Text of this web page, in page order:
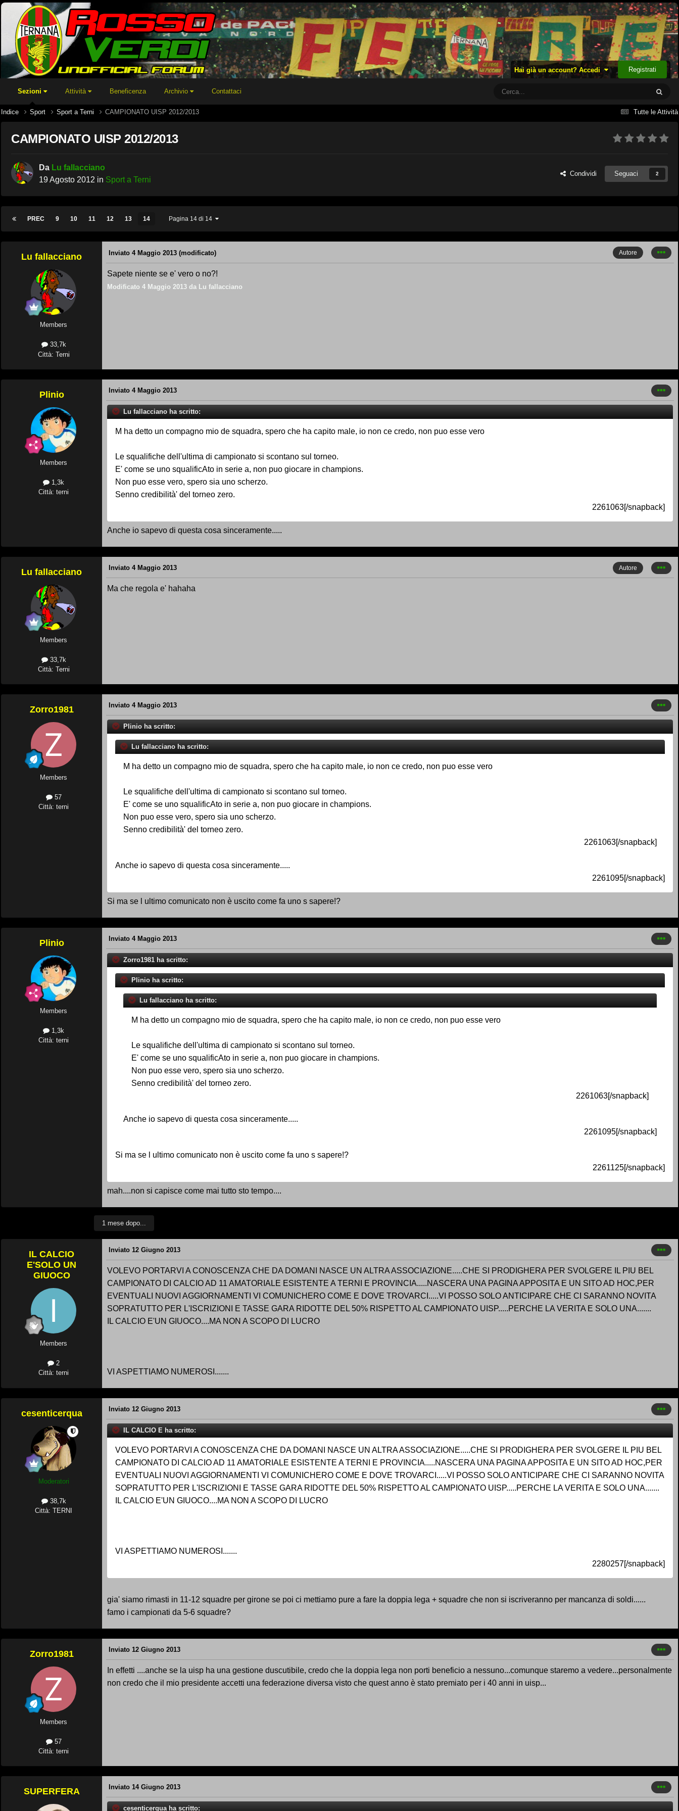
Hai già un account? Accedi Registrati
Sezioni Attività Beneficenza Archivio Contattaci
Tutte le Attività
Indice Sport Sport a Terni CAMPIONATO UISP 2012/2013
CAMPIONATO UISP 2012/2013
Da Lu fallacciano
19 Agosto 2012 in Sport a Terni
Condividi Seguaci 2
PREC 9 10 11 12 13 14 Pagina 14 di 14
Lu fallacciano
Members
33,7k
Città: Terni
Autore
Inviato 4 Maggio 2013 (modificato)
Sapete niente se e' vero o no?!
Modificato 4 Maggio 2013 da Lu fallacciano
Plinio
Members
1,3k
Città: terni
Inviato 4 Maggio 2013
Lu fallacciano ha scritto:
M ha detto un compagno mio de squadra, spero che ha capito male, io non ce credo, non puo esse vero
Le squalifiche dell'ultima di campionato si scontano sul torneo.
E' come se uno squalificAto in serie a, non puo giocare in champions.
Non puo esse vero, spero sia uno scherzo.
Senno credibilità' del torneo zero.
2261063[/snapback]
Anche io sapevo di questa cosa sinceramente.....
Lu fallacciano
Members
33,7k
Città: Terni
Autore
Inviato 4 Maggio 2013
Ma che regola e' hahaha
Zorro1981
Members
57
Città: terni
Inviato 4 Maggio 2013
Plinio ha scritto:
Lu fallacciano ha scritto:
M ha detto un compagno mio de squadra, spero che ha capito male, io non ce credo, non puo esse vero
Le squalifiche dell'ultima di campionato si scontano sul torneo.
E' come se uno squalificAto in serie a, non puo giocare in champions.
Non puo esse vero, spero sia uno scherzo.
Senno credibilità' del torneo zero.
2261063[/snapback]
Anche io sapevo di questa cosa sinceramente.....
2261095[/snapback]
Si ma se l ultimo comunicato non è uscito come fa uno s sapere!?
Plinio
Members
1,3k
Città: terni
Inviato 4 Maggio 2013
Zorro1981 ha scritto:
Plinio ha scritto:
Lu fallacciano ha scritto:
M ha detto un compagno mio de squadra, spero che ha capito male, io non ce credo, non puo esse vero
Le squalifiche dell'ultima di campionato si scontano sul torneo.
E' come se uno squalificAto in serie a, non puo giocare in champions.
Non puo esse vero, spero sia uno scherzo.
Senno credibilità' del torneo zero.
2261063[/snapback]
Anche io sapevo di questa cosa sinceramente.....
2261095[/snapback]
Si ma se l ultimo comunicato non è uscito come fa uno s sapere!?
2261125[/snapback]
mah....non si capisce come mai tutto sto tempo....
1 mese dopo...
IL CALCIO
E'SOLO UN
GIUOCO
Members
2
Città: terni
Inviato 12 Giugno 2013
VOLEVO PORTARVI A CONOSCENZA CHE DA DOMANI NASCE UN ALTRA ASSOCIAZIONE.....CHE SI PRODIGHERA PER SVOLGERE IL PIU BEL
CAMPIONATO DI CALCIO AD 11 AMATORIALE ESISTENTE A TERNI E PROVINCIA.....NASCERA UNA PAGINA APPOSITA E UN SITO AD HOC,PER
EVENTUALI NUOVI AGGIORNAMENTI VI COMUNICHERO COME E DOVE TROVARCI.....VI POSSO SOLO ANTICIPARE CHE CI SARANNO NOVITA
SOPRATUTTO PER L'ISCRIZIONI E TASSE GARA RIDOTTE DEL 50% RISPETTO AL CAMPIONATO UISP.....PERCHE LA VERITA E SOLO UNA.......
IL CALCIO E'UN GIUOCO....MA NON A SCOPO DI LUCRO
VI ASPETTIAMO NUMEROSI.......
cesenticerqua
Moderatori
38,7k
Città: TERNI
Inviato 12 Giugno 2013
IL CALCIO E ha scritto:
VOLEVO PORTARVI A CONOSCENZA CHE DA DOMANI NASCE UN ALTRA ASSOCIAZIONE.....CHE SI PRODIGHERA PER SVOLGERE IL PIU BEL
CAMPIONATO DI CALCIO AD 11 AMATORIALE ESISTENTE A TERNI E PROVINCIA.....NASCERA UNA PAGINA APPOSITA E UN SITO AD HOC,PER
EVENTUALI NUOVI AGGIORNAMENTI VI COMUNICHERO COME E DOVE TROVARCI.....VI POSSO SOLO ANTICIPARE CHE CI SARANNO NOVITA
SOPRATUTTO PER L'ISCRIZIONI E TASSE GARA RIDOTTE DEL 50% RISPETTO AL CAMPIONATO UISP.....PERCHE LA VERITA E SOLO UNA.......
IL CALCIO E'UN GIUOCO....MA NON A SCOPO DI LUCRO
VI ASPETTIAMO NUMEROSI.......
2280257[/snapback]
gia' siamo rimasti in 11-12 squadre per girone se poi ci mettiamo pure a fare la doppia lega + squadre che non si iscriveranno per mancanza di soldi......
famo i campionati da 5-6 squadre?
Zorro1981
Members
57
Città: terni
Inviato 12 Giugno 2013
In effetti ....anche se la uisp ha una gestione duscutibile, credo che la doppia lega non porti beneficio a nessuno...comunque staremo a vedere...personalmente
non credo che il mio presidente accetti una federazione diversa visto che quest anno è stato premiato per i 40 anni in uisp...
SUPERFERA Inviato 14 Giugno 2013
cesenticerqua ha scritto: